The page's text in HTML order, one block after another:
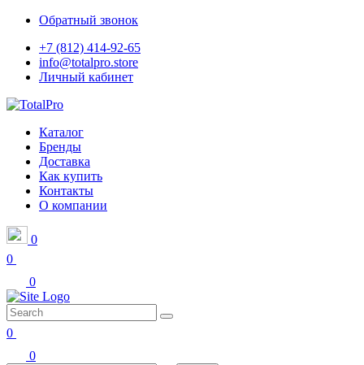
Обратный звонок
+7 (812) 414-92-65
info@totalpro.store
Личный кабинет
Каталог
Бренды
Доставка
Как купить
Контакты
О компании
0
0
0
0
0